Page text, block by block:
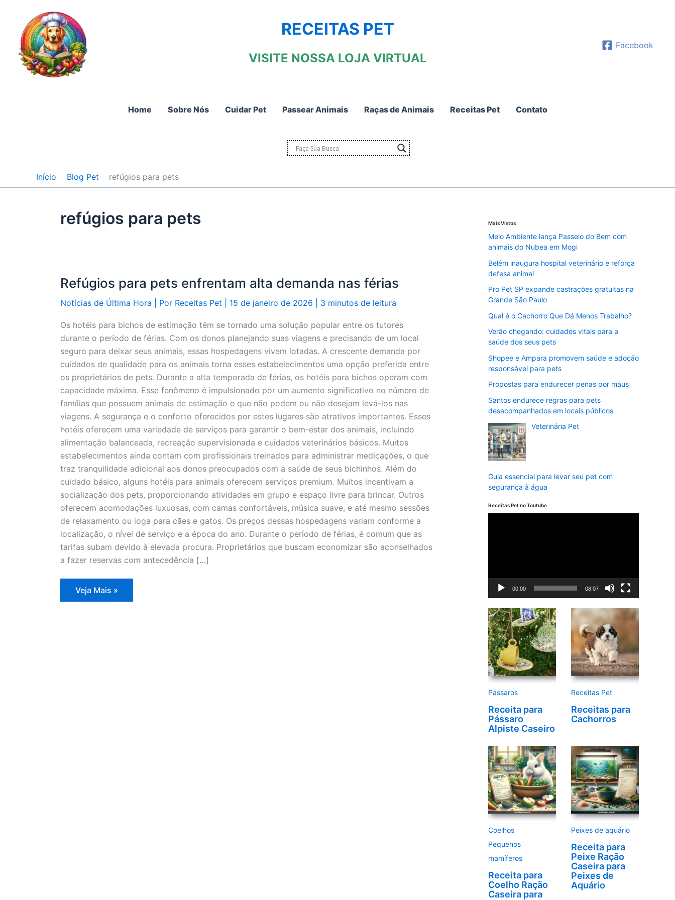
conteúdo
RECEITAS PET
VISITE NOSSA LOJA VIRTUAL
Facebook
Home Sobre Nós Cuidar Pet Passear Animais Raças de Animais Receitas Pet Contato
Início Blog Pet refúgios para pets
refúgios para pets
Refúgios para pets enfrentam alta demanda nas férias
Notícias de Última Hora | Por Receitas Pet 15 de janeiro de 2026 3 minutos de leitura
Os hotéis para bichos de estimação têm se tornado uma solução popular entre os tutores
durante o período de férias. Com os donos planejando suas viagens e precisando de um local
seguro para deixar seus animais, essas hospedagens vivem lotadas. A crescente demanda por
cuidados de qualidade para os animais torna esses estabelecimentos uma opção preferida entre
os proprietários de pets. Durante a alta temporada de férias, os hotéis para bichos operam com
capacidade máxima. Esse fenômeno é impulsionado por um aumento significativo no número de
famílias que possuem animais de estimação e que não podem ou não desejam levá-los nas
viagens. A segurança e o conforto oferecidos por estes lugares são atrativos importantes. Esses
hotéis oferecem uma variedade de serviços para garantir o bem-estar dos animais, incluindo
alimentação balanceada, recreação supervisionada e cuidados veterinários básicos. Muitos
estabelecimentos ainda contam com profissionais treinados para administrar medicações, o que
traz tranquilidade adicional aos donos preocupados com a saúde de seus bichinhos. Além do
cuidado básico, alguns hotéis para animais oferecem serviços premium. Muitos incentivam a
socialização dos pets, proporcionando atividades em grupo e espaço livre para brincar. Outros
oferecem acomodações luxuosas, com camas confortáveis, música suave, e até mesmo sessões
de relaxamento ou ioga para cães e gatos. Os preços dessas hospedagens variam conforme a
localização, o nível de serviço e a época do ano. Durante o período de férias, é comum que as
tarifas subam devido à elevada procura. Proprietários que buscam economizar são aconselhados
a fazer reservas com antecedência […]
Refúgios
para
Veja Mais »
Mais Vistos
Meio Ambiente lança Passeio do Bem com
animais do Nubea em Mogi
Belém inaugura hospital veterinário e reforça
defesa animal
Pro Pet SP expande castrações gratuitas na
Grande São Paulo
Qual é o Cachorro Que Dá Menos Trabalho?
Verão chegando: cuidados vitais para a
saúde dos seus pets
Shopee e Ampara promovem saúde e adoção
responsável para pets
Propostas para endurecer penas por maus
Santos endurece regras para pets
desacompanhados em locais públicos
Veterinária Pet
Guia essencial para levar seu pet com
segurança à água
Receitas Pet no Toutube
d
e
v
í
d
e
00:00 08:07
Pássaros
Receita para
Pássaro
Alpiste Caseiro
Receitas Pet
Receitas para
Cachorros
Coelhos
Pequenos
mamíferos
Receita para
Coelho Ração
Caseira para
Peixes de aquário
Receita para
Peixe Ração
Caseira para
Peixes de
Aquário